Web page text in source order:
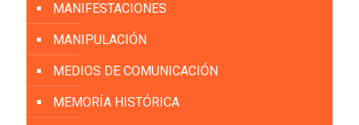
MANIFESTACIONES
MANIPULACIÓN
MEDIOS DE COMUNICACIÓN
MEMORÍA HISTÓRICA